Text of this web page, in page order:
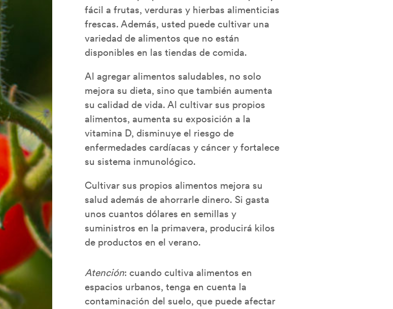
fácil a frutas, verduras y hierbas alimenticias
frescas. Además, usted puede cultivar una
variedad de alimentos que no están
disponibles en las tiendas de comida.
Al agregar alimentos saludables, no solo
mejora su dieta, sino que también aumenta
su calidad de vida. Al cultivar sus propios
alimentos, aumenta su exposición a la
vitamina D, disminuye el riesgo de
enfermedades cardíacas y cáncer y fortalece
su sistema inmunológico.
Cultivar sus propios alimentos mejora su
salud además de ahorrarle dinero. Si gasta
unos cuantos dólares en semillas y
suministros en la primavera, producirá kilos
de productos en el verano.
Atención: cuando cultiva alimentos en
espacios urbanos, tenga en cuenta la
contaminación del suelo, que puede afectar